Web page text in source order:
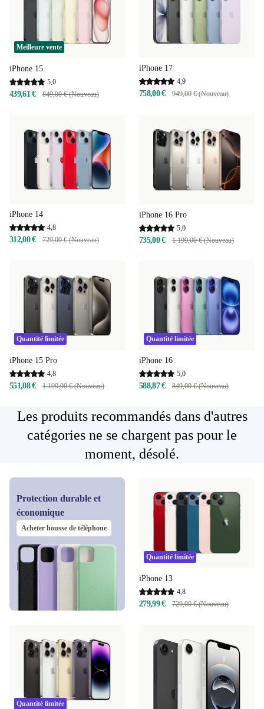
Meilleure vente
iPhone 15
5,0
439,61 € 849,00 € (Nouveau)
iPhone 17
4,9
758,00 € 949,00 € (Nouveau)
iPhone 14
4,8
312,00 € 729,00 € (Nouveau)
iPhone 16 Pro
5,0
735,00 € 1 199,00 € (Nouveau)
Quantité limitée
iPhone 15 Pro
4,8
551,08 € 1 199,00 € (Nouveau)
Quantité limitée
iPhone 16
5,0
588,87 € 849,00 € (Nouveau)
Les produits recommandés dans d'autres
catégories ne se chargent pas pour le
moment, désolé.
Protection durable et
économique
Acheter housse de téléphone
Quantité limitée
iPhone 13
4,8
279,99 € 729,00 € (Nouveau)
Quantité limitée